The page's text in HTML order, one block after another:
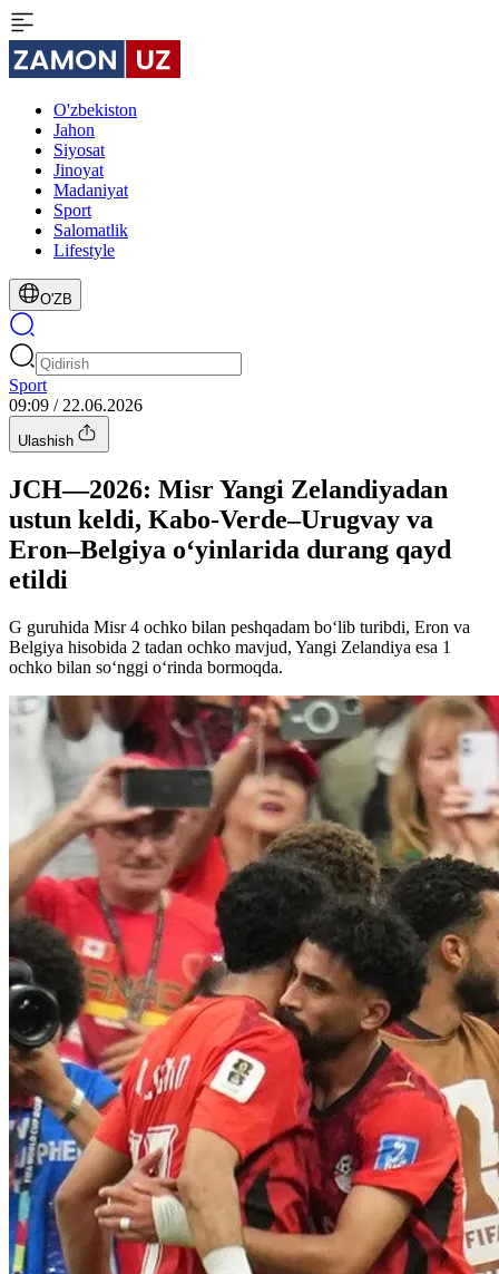
O'zbekiston
Jahon
Siyosat
Jinoyat
Madaniyat
Sport
Salomatlik
Lifestyle
O'ZB
Sport
09:09 / 22.06.2026
Ulashish
JCH—2026: Misr Yangi Zelandiyadan
ustun keldi, Kabo-Verde–Urugvay va
Eron–Belgiya o‘yinlarida durang qayd
etildi
G guruhida Misr 4 ochko bilan peshqadam bo‘lib turibdi, Eron va
Belgiya hisobida 2 tadan ochko mavjud, Yangi Zelandiya esa 1
ochko bilan so‘nggi o‘rinda bormoqda.